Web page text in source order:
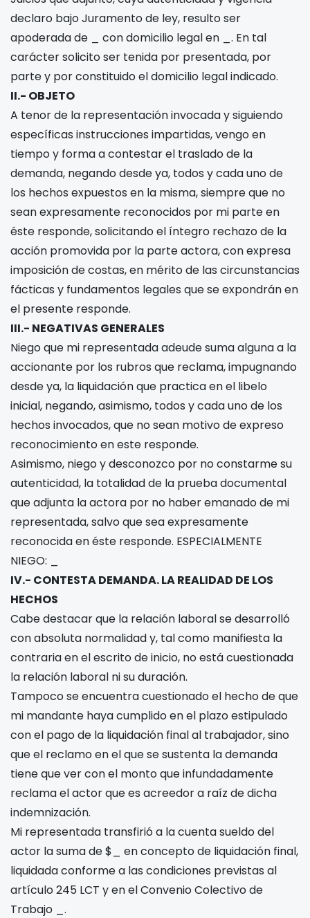
declaro bajo Juramento de ley, resulto ser
apoderada de _ con domicilio legal en _. En tal
carácter solicito ser tenida por presentada, por
parte y por constituido el domicilio legal indicado.
II.- OBJETO
A tenor de la representación invocada y siguiendo
específicas instrucciones impartidas, vengo en
tiempo y forma a contestar el traslado de la
demanda, negando desde ya, todos y cada uno de
los hechos expuestos en la misma, siempre que no
sean expresamente reconocidos por mi parte en
éste responde, solicitando el íntegro rechazo de la
acción promovida por la parte actora, con expresa
imposición de costas, en mérito de las circunstancias
fácticas y fundamentos legales que se expondrán en
el presente responde.
III.- NEGATIVAS GENERALES
Niego que mi representada adeude suma alguna a la
accionante por los rubros que reclama, impugnando
desde ya, la liquidación que practica en el libelo
inicial, negando, asimismo, todos y cada uno de los
hechos invocados, que no sean motivo de expreso
reconocimiento en este responde.
Asimismo, niego y desconozco por no constarme su
autenticidad, la totalidad de la prueba documental
que adjunta la actora por no haber emanado de mi
representada, salvo que sea expresamente
reconocida en éste responde. ESPECIALMENTE
NIEGO: _
IV.- CONTESTA DEMANDA. LA REALIDAD DE LOS
HECHOS
Cabe destacar que la relación laboral se desarrolló
con absoluta normalidad y, tal como manifiesta la
contraria en el escrito de inicio, no está cuestionada
la relación laboral ni su duración.
Tampoco se encuentra cuestionado el hecho de que
mi mandante haya cumplido en el plazo estipulado
con el pago de la liquidación final al trabajador, sino
que el reclamo en el que se sustenta la demanda
tiene que ver con el monto que infundadamente
reclama el actor que es acreedor a raíz de dicha
indemnización.
Mi representada transfirió a la cuenta sueldo del
actor la suma de $_ en concepto de liquidación final,
liquidada conforme a las condiciones previstas al
artículo 245 LCT y en el Convenio Colectivo de
Trabajo _.